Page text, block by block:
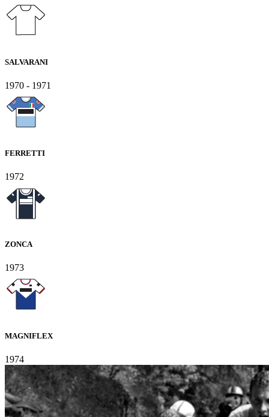
SALVARANI
1970 - 1971
FERRETTI
1972
ZONCA
1973
MAGNIFLEX
1974